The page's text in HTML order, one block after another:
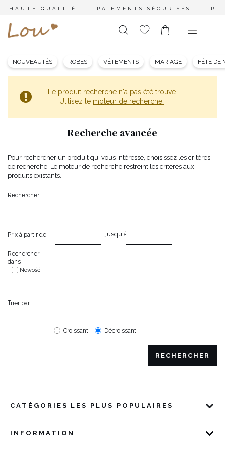
HAUTE QUALITÉ PAIEMENTS SÉCURISÉS
NOUVEAUTÉS ROBES VÊTEMENTS MARIAGE FÊTE DE
Le produit recherché n'a pas été trouvé.
Utilisez le moteur de recherche
Recherche avancée
Pour rechercher un produit qui vous intéresse, choisissez les critères
de recherche. Le moteur de recherche restreint les critères aux
produits existants.
Rechercher
Prix à partir de jusqu'à
Rechercher
dans
Nowość
Trier par :
Croissant Décroissant
RECHERCHER
CATÉGORIES LES PLUS POPULAIRES
INFORMATION